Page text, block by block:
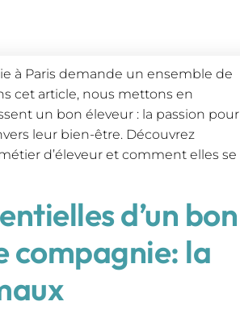
à Paris demande un ensemble de
cet article, nous mettons en
un bon éleveur : la passion pour
leur bien-être. Découvrez
d’éleveur et comment elles se
d’un bon
compagnie: la